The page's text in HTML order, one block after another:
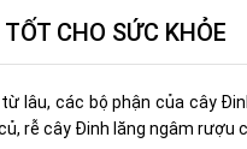
CHO SỨC KHỎE
lâu, các bộ phận của cây
rễ cây Đinh lăng ngâm rượu